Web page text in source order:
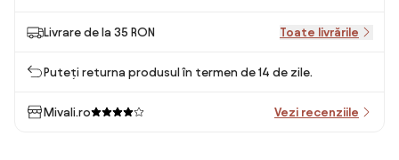
Livrare de la 35 RON Toate livrările
Puteți returna produsul în termen de 14 de zile.
Mivali.ro Vezi recenziile